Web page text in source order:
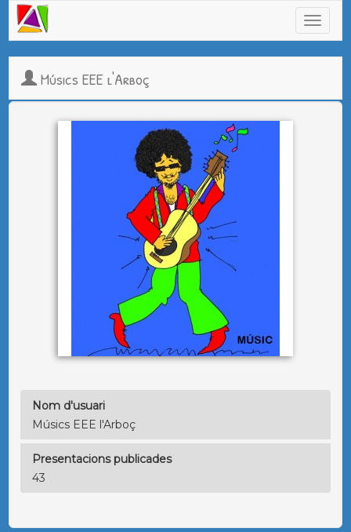
Músics EEE l'Arboç
Nom d'usuari
Músics EEE l'Arboç
Presentacions publicades
43